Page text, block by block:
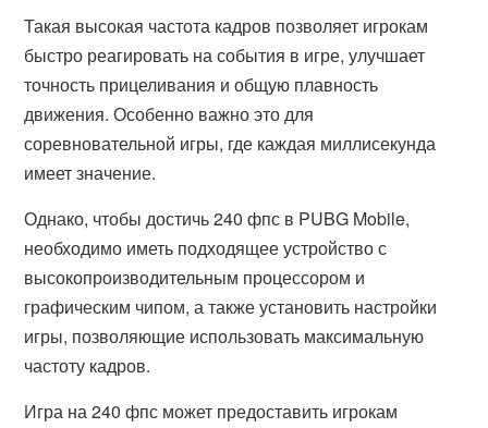
Такая высокая частота кадров позволяет игрокам
быстро реагировать на события в игре, улучшает
точность прицеливания и общую плавность
движения. Особенно важно это для
соревновательной игры, где каждая миллисекунда
имеет значение.
Однако, чтобы достичь 240 фпс в PUBG Mobile,
необходимо иметь подходящее устройство с
высокопроизводительным процессором и
графическим чипом, а также установить настройки
игры, позволяющие использовать максимальную
частоту кадров.
Игра на 240 фпс может предоставить игрокам